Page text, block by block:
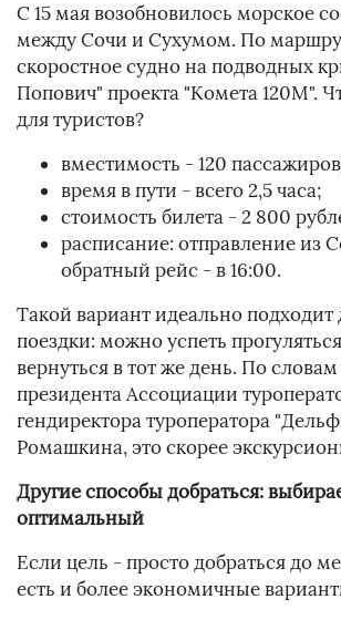
С 15 мая возобновилось морское
между Сочи и Сухумом. По
скоростное судно на подводных
Попович" проекта "Комета 120М".
для туристов?
вместимость - 120
время в пути - всего 2,5 часа;
стоимость билета - 2 800
расписание: отправление из
обратный рейс - в 16:00.
Такой вариант идеально подходит
поездки: можно успеть
вернуться в тот же день. По
президента Ассоциации
гендиректора туроператора
Ромашкина, это скорее
Другие способы добраться:
оптимальный
Если цель - просто добраться до
есть и более экономичные